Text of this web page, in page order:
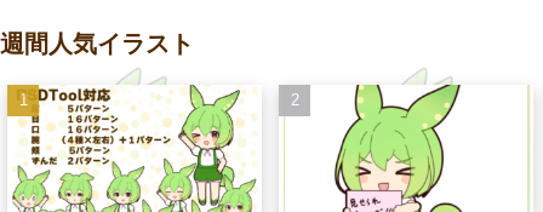
週間人気イラスト